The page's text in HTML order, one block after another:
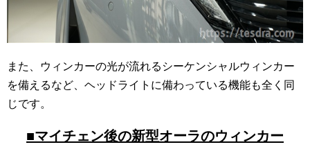
また、ウィンカーの光が流れるシーケンシャルウィンカー
を備えるなど、ヘッドライトに備わっている機能も全く同
じです。
■マイチェン後の新型オーラのウィンカー